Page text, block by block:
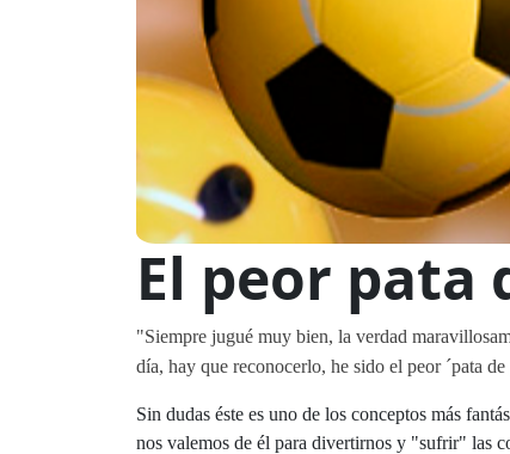
El peor pata
"Siempre jugué muy bien, la verdad
día, hay que reconocerlo, he sido el peor ´pata
Sin dudas éste es uno de los conceptos más
nos valemos de él para divertirnos y "sufrir" las